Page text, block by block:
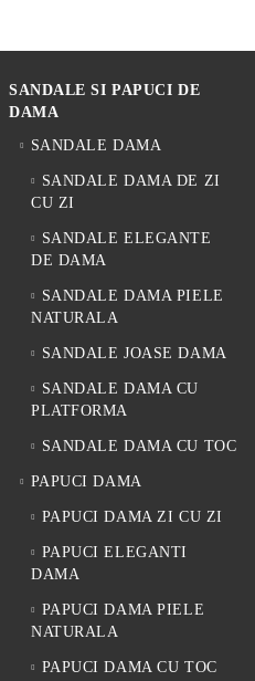
SANDALE SI PAPUCI DE
DAMA
SANDALE DAMA
SANDALE DAMA DE ZI
CU ZI
SANDALE ELEGANTE
DE DAMA
SANDALE DAMA PIELE
NATURALA
SANDALE JOASE DAMA
SANDALE DAMA CU
PLATFORMA
SANDALE DAMA CU TOC
PAPUCI DAMA
PAPUCI DAMA ZI CU ZI
PAPUCI ELEGANTI
DAMA
PAPUCI DAMA PIELE
NATURALA
PAPUCI DAMA CU TOC